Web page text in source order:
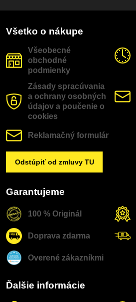
Všetko o nákupe
Všeobecné
obchodné
podmienky
Zásady spracúvania
a ochrany osobných
údajov a poučenie o
cookies
Reklamačný formulár
Odstúpiť od zmluvy TU
Garantujeme
100 % Originál
Doprava zdarma
Overené zákazníkmi
Ďalšie informácie